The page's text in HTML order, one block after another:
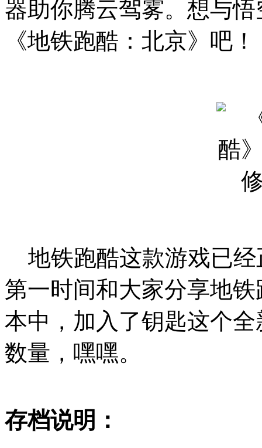
器助你腾云驾雾。想与
《地铁跑酷：北京》吧！
地铁跑酷这款游戏已经
第一时间和大家分享地
本中，加入了钥匙这个
数量，嘿嘿。
存档说明：